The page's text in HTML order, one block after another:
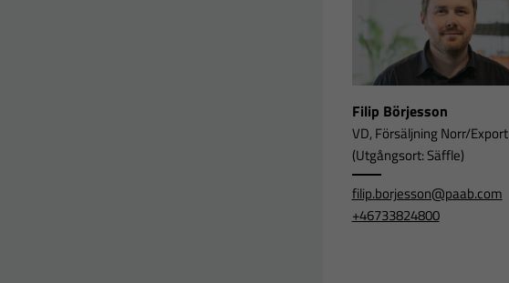
Filip Börjesson
VD, Försäljning Norr/Export
(Utgångsort: Säffle)
filip.borjesson@paab.com
+46733824800